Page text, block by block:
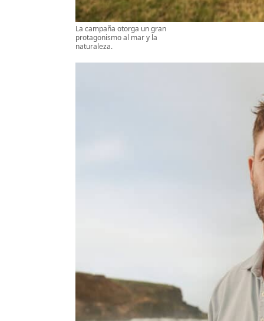
La campaña otorga un gran
protagonismo al mar y la
naturaleza.